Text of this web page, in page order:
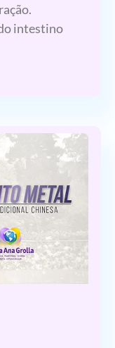
intestino